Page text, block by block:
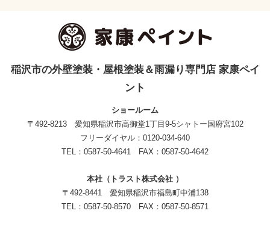
稲沢市の外壁塗装・屋根塗装＆雨漏り専門店 家康ペイ
ント
ショールーム
〒492-8213 愛知県稲沢市高御堂1丁目9-5シャトー国府宮102
フリーダイヤル：0120-034-640
TEL：0587-50-4641 FAX：0587-50-4642
本社（トラスト株式会社 ）
〒492-8441 愛知県稲沢市福島町中浦138
TEL：0587-50-8570 FAX：0587-50-8571